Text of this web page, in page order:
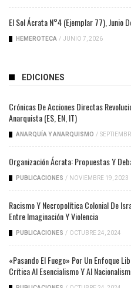
El Sol Ácrata N°4 (ejemplar 77), Junio
HEMEROTECA / JUNIO 7, 2026
EDICIONES
Crónicas De Acciones Directas
Anarquista (ES, EN, IT)
ANARQUÍA Y ANARQUISMO /
Organización Ácrata: Propuestas Y
PUBLICACIONES / NOVIEMBRE 19, 2023
Racismo Y Necropolítica Colonial De
Entre Imaginación Y Violencia
PUBLICACIONES / OCTUBRE 24, 2024
«Pasando El Fuego» Por Un Enfoque
Crítica Al Esencialismo Y Al